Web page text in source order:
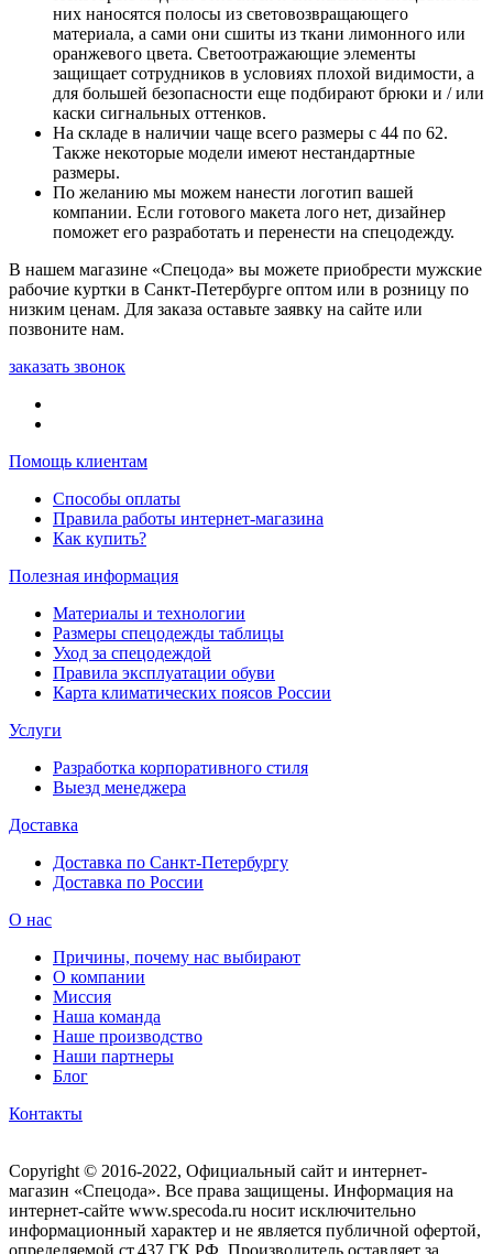
них наносятся полосы из световозвращающего
материала, а сами они сшиты из ткани лимонного или
оранжевого цвета. Светоотражающие элементы
защищает сотрудников в условиях плохой видимости, а
для большей безопасности еще подбирают брюки и / или
каски сигнальных оттенков.
На складе в наличии чаще всего размеры с 44 по 62.
Также некоторые модели имеют нестандартные
размеры.
По желанию мы можем нанести логотип вашей
компании. Если готового макета лого нет, дизайнер
поможет его разработать и перенести на спецодежду.
В нашем магазине «Спецода» вы можете приобрести мужские
рабочие куртки в Санкт-Петербурге оптом или в розницу по
низким ценам. Для заказа оставьте заявку на сайте или
позвоните нам.
заказать звонок
Помощь клиентам
Способы оплаты
Правила работы интернет-магазина
Как купить?
Полезная информация
Материалы и технологии
Размеры спецодежды таблицы
Уход за спецодеждой
Правила эксплуатации обуви
Карта климатических поясов России
Услуги
Разработка корпоративного стиля
Выезд менеджера
Доставка
Доставка по Санкт-Петербургу
Доставка по России
О нас
Причины, почему нас выбирают
О компании
Миссия
Наша команда
Наше производство
Наши партнеры
Блог
Контакты
Copyright © 2016-2022, Официальный сайт и интернет-
магазин «Спецода». Все права защищены. Информация на
интернет-сайте www.specoda.ru носит исключительно
информационный характер и не является публичной офертой,
определяемой ст.437 ГК РФ. Производитель оставляет за